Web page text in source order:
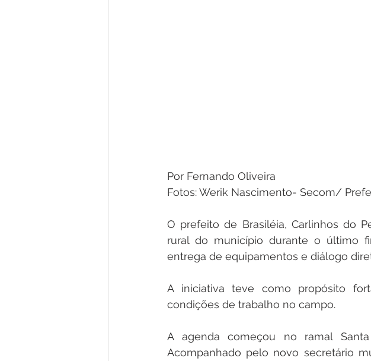
Por Fernando Oliveira
Fotos: Werik Nascimento- Secom/
O prefeito de Brasiléia, Carlinhos do
rural do município durante o último
entrega de equipamentos e diálogo
A iniciativa teve como propósito
condições de trabalho no campo.
A agenda começou no ramal
Acompanhado pelo novo secretário